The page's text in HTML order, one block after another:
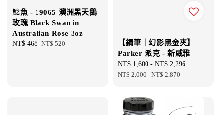
鯰魚 - 19065 澳洲黑天鵝
玫瑰 Black Swan in
Australian Rose 3oz
Sale
NT$ 468 Regular
NT$ 520
【鋼筆｜幻影黑金夾】
Parker 派克 - 新威雅
Sale
price
NT$ 1,600 - NT$ 2,296
NT$ 2,000-NT$ 2,870